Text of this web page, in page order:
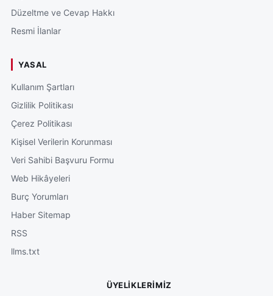
Düzeltme ve Cevap Hakkı
Resmi İlanlar
YASAL
Kullanım Şartları
Gizlilik Politikası
Çerez Politikası
Kişisel Verilerin Korunması
Veri Sahibi Başvuru Formu
Web Hikâyeleri
Burç Yorumları
Haber Sitemap
RSS
llms.txt
ÜYELIKLERIMIZ